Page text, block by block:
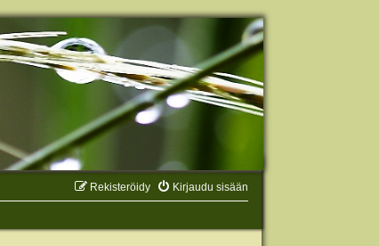
Kirjaudu sisään
Rekisteröidy